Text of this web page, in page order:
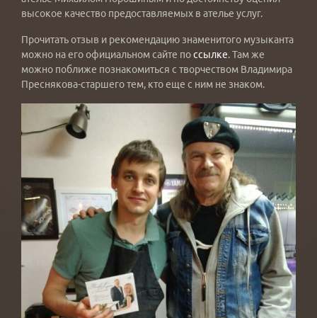
высокое качество предоставляемых в ателье услуг.
Прочитать отзыв и рекомендацию знаменитого музыканта
можно на его официальном сайте поссылке. Там же
можно поближе познакомиться с творчеством Владимира
Преснякова-старшего тем, кто еще с ним не знаком.